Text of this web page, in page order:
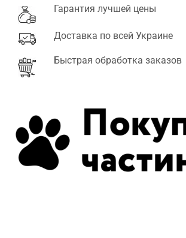
Гарантия лучшей цены
Доставка по всей Украине
Быстрая обработка заказов